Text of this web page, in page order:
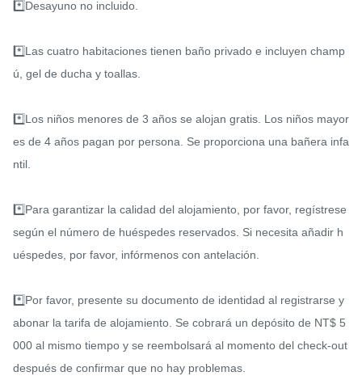
*️⃣Desayuno no incluido.
*️⃣Las cuatro habitaciones tienen baño privado e incluyen champ
ú, gel de ducha y toallas.
*️⃣Los niños menores de 3 años se alojan gratis. Los niños mayor
es de 4 años pagan por persona. Se proporciona una bañera infa
ntil.
*️⃣Para garantizar la calidad del alojamiento, por favor, regístrese
según el número de huéspedes reservados. Si necesita añadir h
uéspedes, por favor, infórmenos con antelación.
*️⃣Por favor, presente su documento de identidad al registrarse y
abonar la tarifa de alojamiento. Se cobrará un depósito de NT$ 5
000 al mismo tiempo y se reembolsará al momento del check-out
después de confirmar que no hay problemas.